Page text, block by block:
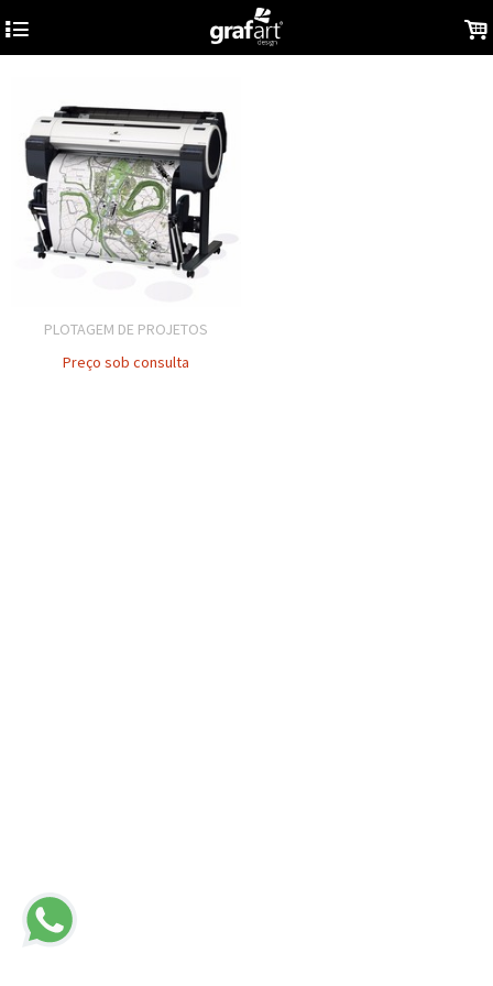
4 .
PLOTAGEM DE PROJETOS
Preço sob consulta